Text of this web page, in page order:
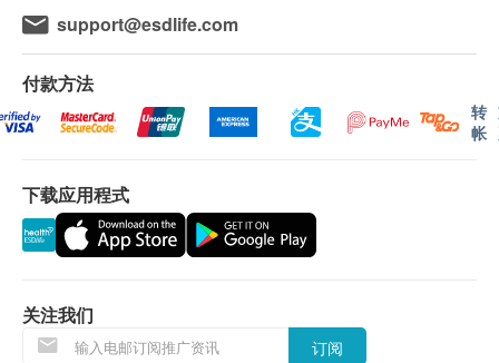
(1) 亲身领取：直接前往中环专科体检中心领取 及 听
取医生讲解报告
自取报告时间 :
星期一至五-上午 9am - 6pm
备注
讲解医疗服务: 电话或会面只提供一次服务
客户若体检后3个月内不提取报告，所有报告一律
政费(另议)。
客人需自行承担邮寄报告之风险。
support@esdlife.com
付款方法
转
帐
下载应用程式
关注我们
订阅